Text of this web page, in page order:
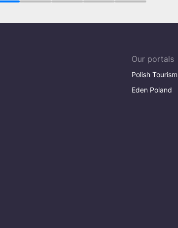
1 2 3 4 5
Our portals
Polish
Eden Poland